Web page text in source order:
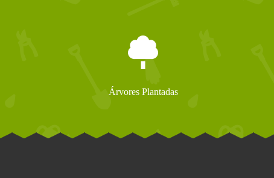
Árvores Plantadas